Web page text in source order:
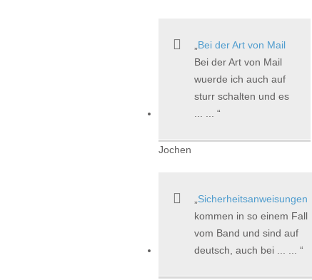
Bei der Art von Mail
Bei der Art von Mail
wuerde ich auch auf
sturr schalten und es
... ...
Jochen
Sicherheitsanweisungen
kommen in so einem Fall
vom Band und sind auf
deutsch, auch bei ... ...